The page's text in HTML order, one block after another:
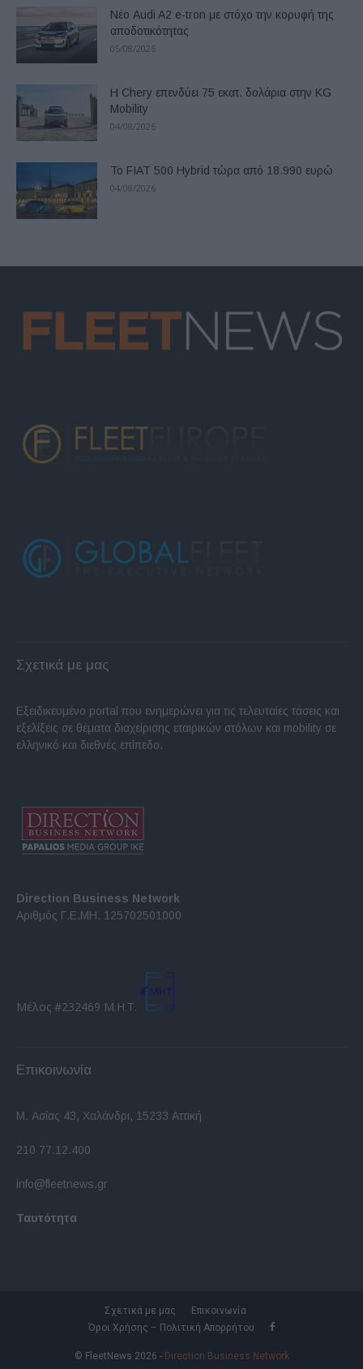
Νέο Audi A2 e-tron με στόχο την κορυφή της
αποδοτικότητας
05/08/2026
Η Chery επενδύει 75 εκατ. δολάρια στην KG
Mobility
04/08/2026
Το FIAT 500 Hybrid τώρα από 18.990 ευρώ
04/08/2026
Σχετικά με μας
Εξειδικευμένο portal που ενημερώνει για τις τελευταίες τάσεις και
εξελίξεις σε θέματα διαχείρισης εταιρικών στόλων και mobility σε
ελληνικό και διεθνές επίπεδο.
Direction Business Network
Αριθμός Γ.Ε.ΜΗ. 125702501000
Μέλος #232469 Μ.Η.Τ.
Επικοινωνία
Μ. Ασίας 43, Χαλάνδρι, 15233 Αττική
210 77.12.400
info@fleetnews.gr
Ταυτότητα
Σχετικά με μας
Επικοινωνία
Όροι Χρήσης – Πολιτική Απορρήτου
© FleetNews 2026 - Direction Business Network